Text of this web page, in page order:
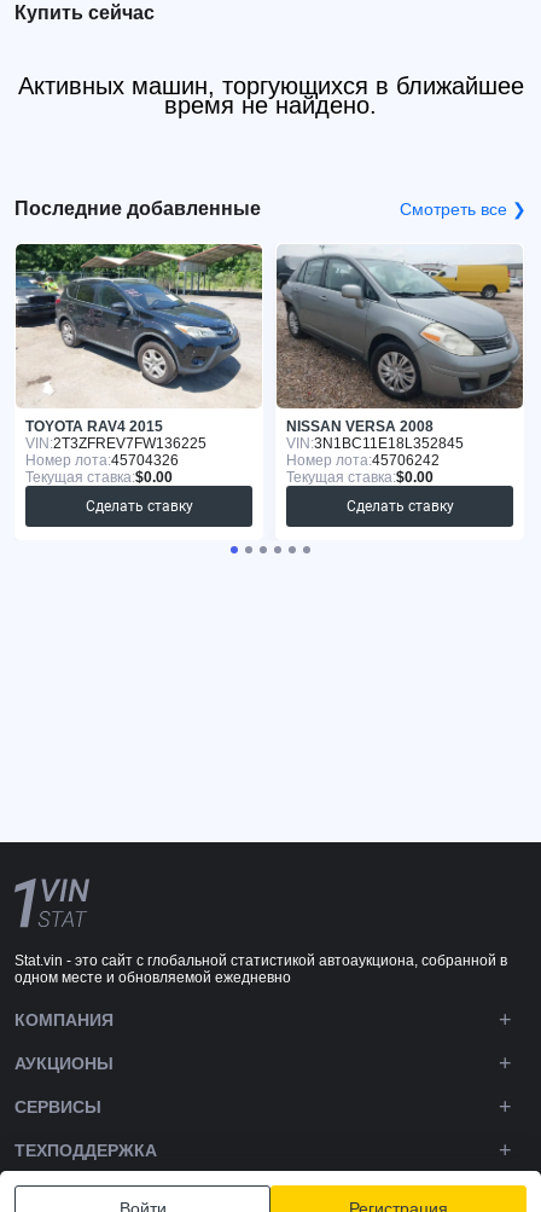
Купить сейчас
Активных машин, торгующихся в ближайшее
время не найдено.
Последние добавленные Смотреть все ❯
TOYOTA RAV4 2015
VIN:2T3ZFREV7FW136225
Номер лота:45704326
Текущая ставка:$0.00
Сделать ставку
NISSAN VERSA 2008
VIN:3N1BC11E18L352845
Номер лота:45706242
Текущая ставка:$0.00
Сделать ставку
Stat.vin - это сайт с глобальной статистикой автоаукциона, собранной в
одном месте и обновляемой ежедневно
КОМПАНИЯ
АУКЦИОНЫ
СЕРВИСЫ
ТЕХПОДДЕРЖКА
DOWNLOADS